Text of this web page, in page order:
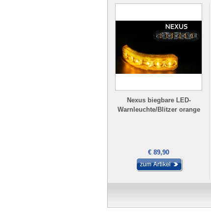
Nexus biegbare LED-
Warnleuchte/Blitzer orange
€ 89,90